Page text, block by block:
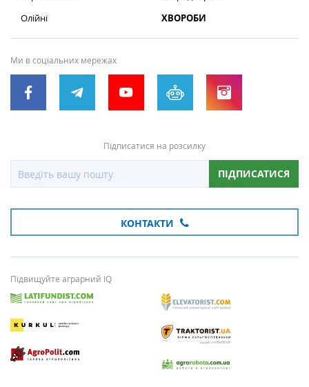
Олійні
ХВОРОБИ
Ми в соціальних мережах
Підписатися на розсилку
ПІДПИСАТИСЯ
КОНТАКТИ
Підвищуйте аграрний IQ